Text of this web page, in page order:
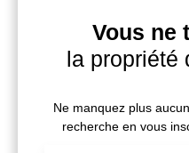
Vous ne
la propriété
Ne manquez plus
recherche en vous